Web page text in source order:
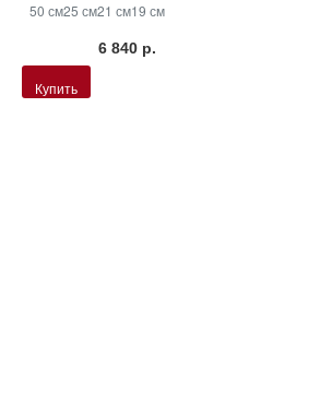
50 см25 см21 см19 см
6 840 р.
Купить